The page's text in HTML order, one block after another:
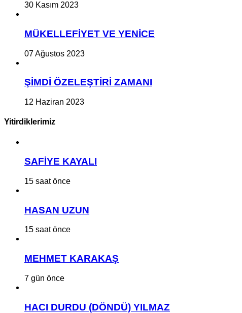
30 Kasım 2023
MÜKELLEFİYET VE YENİCE
07 Ağustos 2023
ŞİMDİ ÖZELEŞTİRİ ZAMANI
12 Haziran 2023
Yitirdiklerimiz
SAFİYE KAYALI
15 saat önce
HASAN UZUN
15 saat önce
MEHMET KARAKAŞ
7 gün önce
HACI DURDU (DÖNDÜ) YILMAZ